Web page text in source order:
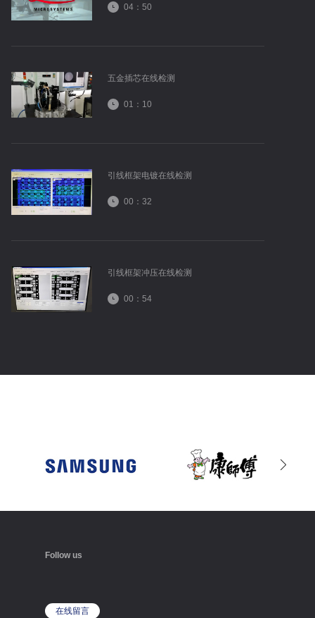
04：50
五金插芯在线检测
01：10
引线框架电镀在线检测
00：32
引线框架冲压在线检测
00：54
蔡司工业测量宣传片
Follow us
在线留言